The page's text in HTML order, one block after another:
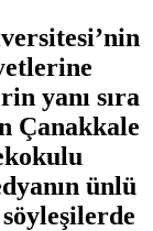
yanı sıra
Çanakkale
ünlü